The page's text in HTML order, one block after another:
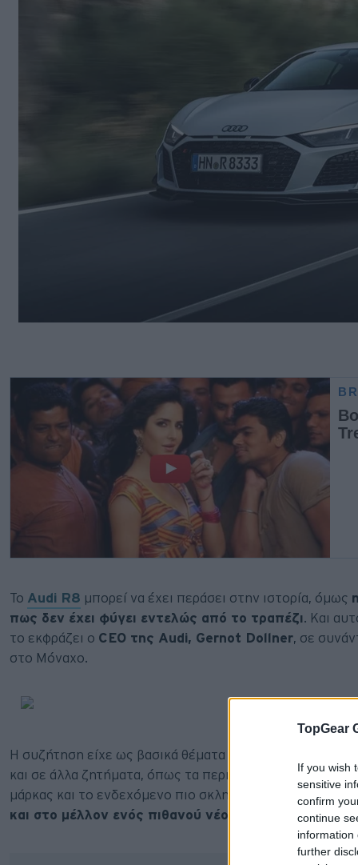
TopGear
If you wish
sensitive
confirm
continue
information
further
Το Audi R8 μπορεί να έχει περάσει στην ιστορία, όμως
πως δεν έχει φύγει εντελώς από το τραπέζι. Και
το εκφράζει ο CEO της Audi, Gernot Dollner, σε
στο Μόναχο.
Η συζήτηση είχε ως βασικά θέματα τα
και σε άλλα ζητήματα, όπως τα περισσότερα υβριδικά
μάρκας και το ενδεχόμενο πιο σκληροτράχηλων
και στο μέλλον ενός πιθανού νέου R8